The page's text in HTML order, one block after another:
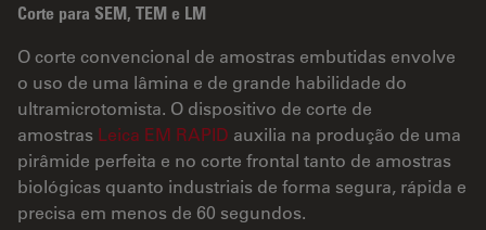
Corte para SEM, TEM e LM
O corte convencional de amostras embutidas envolve
o uso de uma lâmina e de grande habilidade do
ultramicrotomista. O dispositivo de corte de
amostras Leica EM RAPID auxilia na produção de uma
pirâmide perfeita e no corte frontal tanto de amostras
biológicas quanto industriais de forma segura, rápida e
precisa em menos de 60 segundos.